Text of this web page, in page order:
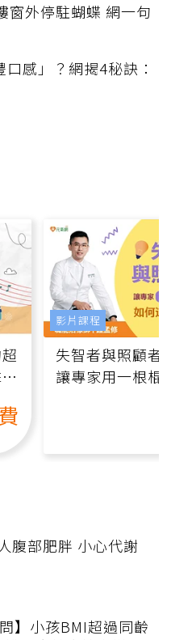
外停駐蝴蝶 網一句
感」？網揭4秘訣：
失智者與照顧者
讓專家用一根棍
影片課程
腹部肥胖 小心代謝
】小孩BMI超過同齡